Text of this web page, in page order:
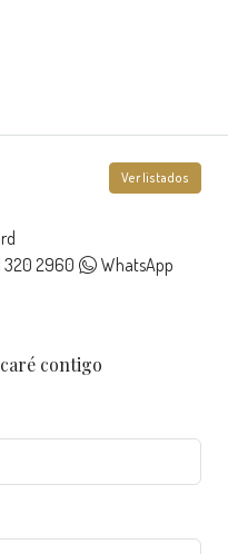
Ver listados
320 2960 WhatsApp
contigo